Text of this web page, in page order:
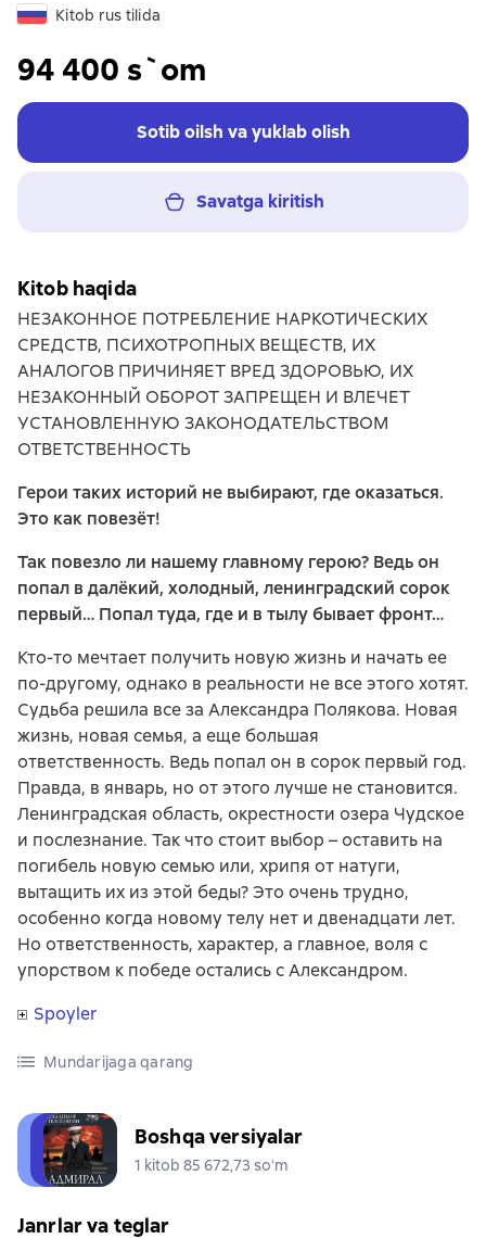
Kitob rus tilida
94 400 s`om
Sotib oilsh va yuklab olish
Savatga kiritish
Kitob haqida
НЕЗАКОННОЕ ПОТРЕБЛЕНИЕ НАРКОТИЧЕСКИХ
СРЕДСТВ, ПСИХОТРОПНЫХ ВЕЩЕСТВ, ИХ
АНАЛОГОВ ПРИЧИНЯЕТ ВРЕД ЗДОРОВЬЮ, ИХ
НЕЗАКОННЫЙ ОБОРОТ ЗАПРЕЩЕН И ВЛЕЧЕТ
УСТАНОВЛЕННУЮ ЗАКОНОДАТЕЛЬСТВОМ
ОТВЕТСТВЕННОСТЬ
Герои таких историй не выбирают, где оказаться.
Это как повезёт!
Так повезло ли нашему главному герою? Ведь он
попал в далёкий, холодный, ленинградский сорок
первый… Попал туда, где и в тылу бывает фронт…
Кто-то мечтает получить новую жизнь и начать ее
по-другому, однако в реальности не все этого хотят.
Судьба решила все за Александра Полякова. Новая
жизнь, новая семья, а еще большая
ответственность. Ведь попал он в сорок первый год.
Правда, в январь, но от этого лучше не становится.
Ленинградская область, окрестности озера Чудское
и послезнание. Так что стоит выбор – оставить на
погибель новую семью или, хрипя от натуги,
вытащить их из этой беды? Это очень трудно,
особенно когда новому телу нет и двенадцати лет.
Но ответственность, характер, а главное, воля с
упорством к победе остались с Александром.
Spoyler
Mundarijaga qarang
Boshqa versiyalar
1 kitob 85 672,73 soʻm
Janrlar va teglar